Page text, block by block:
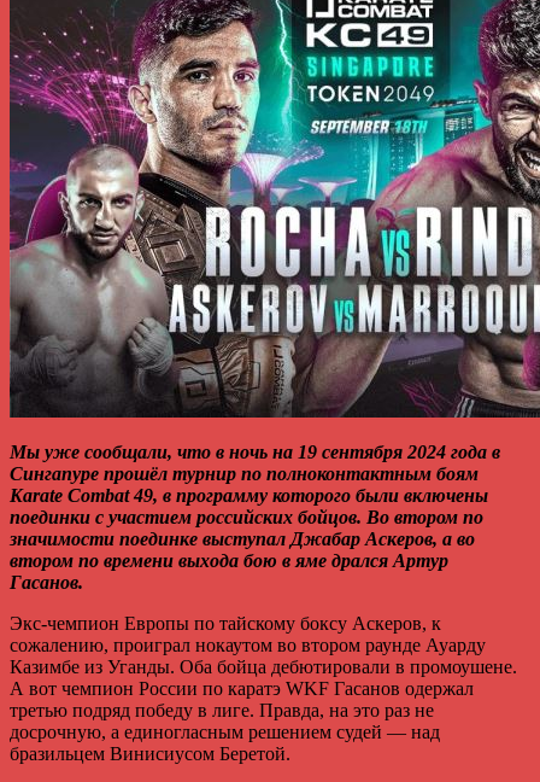
Мы уже сообщали, что в ночь на 19 сентября 2024 года в
Сингапуре прошёл турнир по полноконтактным боям
Karate Combat 49, в программу которого были включены
поединки с участием российских бойцов. Во втором по
значимости поединке выступал Джабар Аскеров, а во
втором по времени выхода бою в яме дрался Артур
Гасанов.
Экс-чемпион Европы по тайскому боксу Аскеров, к
сожалению, проиграл нокаутом во втором раунде Ауарду
Казимбе из Уганды. Оба бойца дебютировали в промоушене.
А вот чемпион России по каратэ WKF Гасанов одержал
третью подряд победу в лиге. Правда, на это раз не
досрочную, а единогласным решением судей — над
бразильцем Винисиусом Беретой.